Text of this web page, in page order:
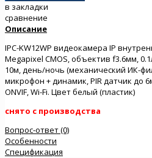
в закладки
сравнение
Описание
IPC-KW12WP видеокамера IP
Megapixel CMOS, объектив f3.6мм,
10м, день/ночь (механический ИК-
микрофон + динамик, PIR датчик до
ONVIF, Wi-Fi. Цвет белый (пластик)
снято с производства
Вопрос-ответ (0)
Особенности
Спецификация